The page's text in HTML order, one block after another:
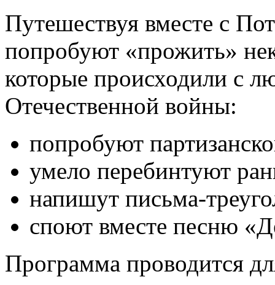
Путешествуя вместе с
попробуют «прожить»
которые происходили с
Отечественной войны:
попробуют
умело перебинтуют
напишут письма-
споют вместе песню
Программа проводится